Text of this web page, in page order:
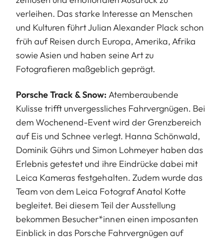
verleihen. Das starke Interesse an Menschen
und Kulturen führt Julian Alexander Plack schon
früh auf Reisen durch Europa, Amerika, Afrika
sowie Asien und haben seine Art zu
Fotografieren maßgeblich geprägt.
Porsche Track & Snow: Atemberaubende
Kulisse trifft unvergessliches Fahrvergnügen. Bei
dem Wochenend-Event wird der Grenzbereich
auf Eis und Schnee verlegt. Hanna Schönwald,
Dominik Gührs und Simon Lohmeyer haben das
Erlebnis getestet und ihre Eindrücke dabei mit
Leica Kameras festgehalten. Zudem wurde das
Team von dem Leica Fotograf Anatol Kotte
begleitet. Bei diesem Teil der Ausstellung
bekommen Besucher*innen einen imposanten
Einblick in das Porsche Fahrvergnügen auf